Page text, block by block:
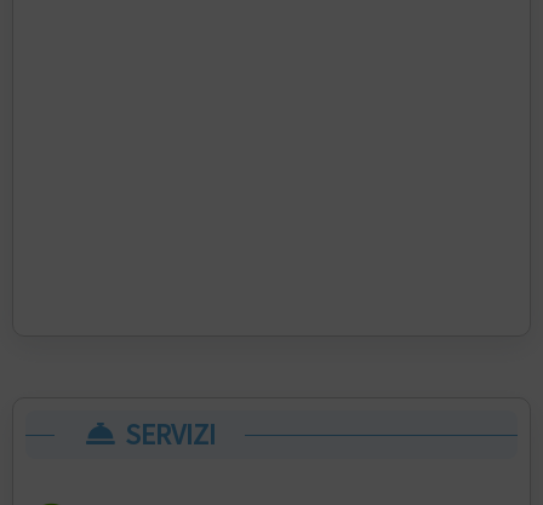
SERVIZI